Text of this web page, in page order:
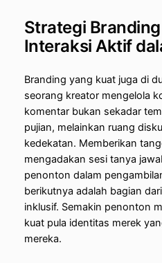
Strategi
Interaksi Aktif
Branding yang kuat juga di
seorang kreator mengelola
komentar bukan sekadar
pujian, melainkan ruang
kedekatan. Memberikan
mengadakan sesi tanya
penonton dalam
berikutnya adalah bagian
inklusif. Semakin penonton
kuat pula identitas merek
mereka.